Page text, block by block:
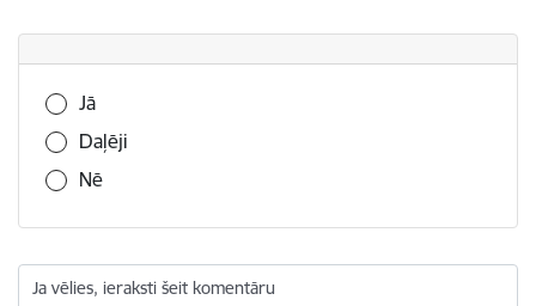
Vai šī informācija bija noderīga?
Jā
Daļēji
Nē
Ja vēlies, ieraksti šeit komentāru